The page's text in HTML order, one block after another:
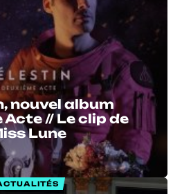
nouvel album
Acte // Le clip de
Lune